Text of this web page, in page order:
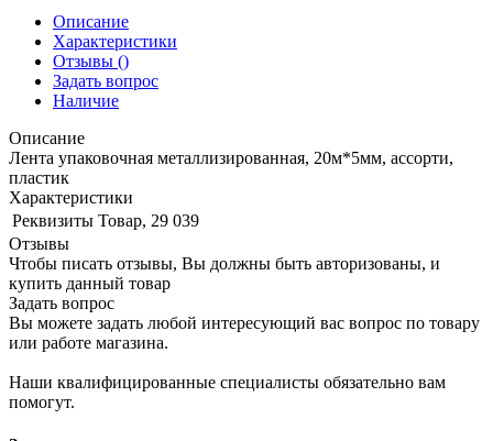
Описание
Характеристики
Отзывы ()
Задать вопрос
Наличие
Описание
Лента упаковочная металлизированная, 20м*5мм, ассорти,
пластик
Характеристики
Реквизиты Товар, 29 039
Отзывы
Чтобы писать отзывы, Вы должны быть авторизованы, и
купить данный товар
Задать вопрос
Вы можете задать любой интересующий вас вопрос по товару
или работе магазина.
Наши квалифицированные специалисты обязательно вам
помогут.